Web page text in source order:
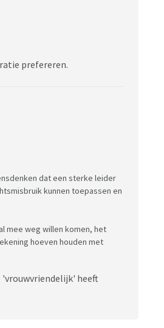
prefereren.
dat een sterke leider
kunnen toepassen en
mee weg willen komen, het
hoeven houden met
'vrouwvriendelijk' heeft